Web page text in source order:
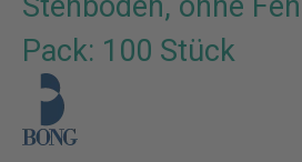
Pack: 100 Stück